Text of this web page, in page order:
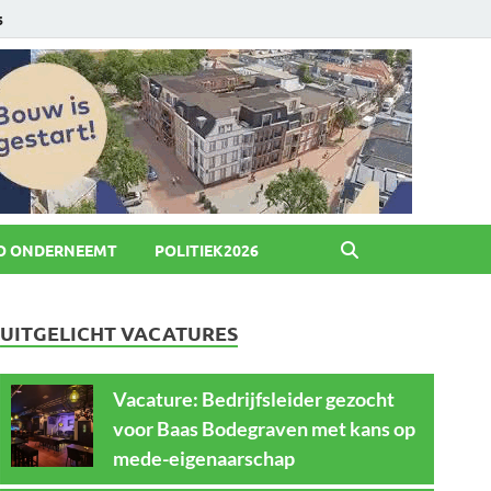
ONDERNEEMT POLITIEK2026
UITGELICHT VACATURES
Vacature: Bedrijfsleider gezocht
voor Baas Bodegraven met kans op
mede-eigenaarschap